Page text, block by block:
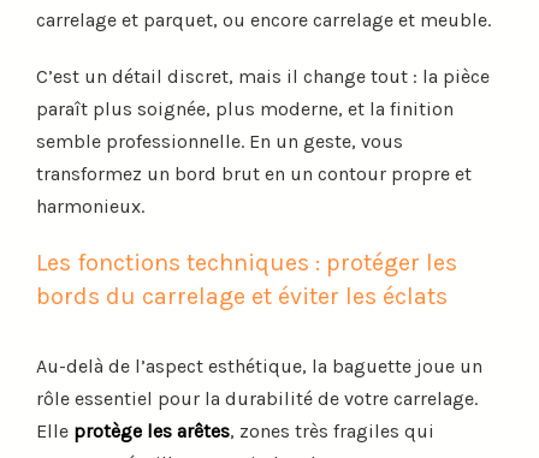
carrelage et parquet, ou encore carrelage et meuble.
C’est un détail discret, mais il change tout : la pièce
paraît plus soignée, plus moderne, et la finition
semble professionnelle. En un geste, vous
transformez un bord brut en un contour propre et
harmonieux.
Les fonctions techniques : protéger les
bords du carrelage et éviter les éclats
Au-delà de l’aspect esthétique, la baguette joue un
rôle essentiel pour la durabilité de votre carrelage.
Elle protège les arêtes, zones très fragiles qui